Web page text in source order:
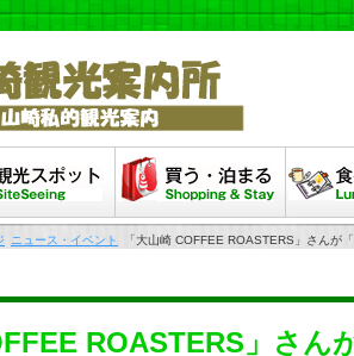
ット 泊まる・買う
ニュース・イベント 「大山崎 COFFEE ROASTERS」さんが
ROASTERS」さん